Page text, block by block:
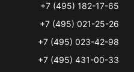
+7 (495) 182-17-65
+7 (495) 021-25-26
+7 (495) 023-42-98
+7 (495) 431-00-33